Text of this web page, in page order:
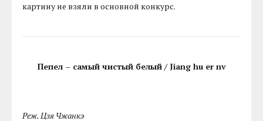
картину не взяли в основной конкурс.
Пепел – самый чистый белый / Jiang hu er nv
Реж. Цзя Чжанкэ